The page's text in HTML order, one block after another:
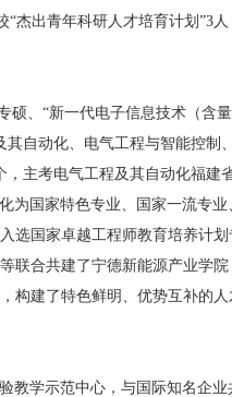
“杰出青年科研人才培育计划”3
硕、“新一代电子信息技术（含
其自动化、电气工程与智能控制
，主考电气工程及其自动化福建
为国家特色专业、国家一流专
选国家卓越工程师教育培养计
联合共建了宁德新能源产业学
构建了特色鲜明、优势互补的
教学示范中心，与国际知名企业